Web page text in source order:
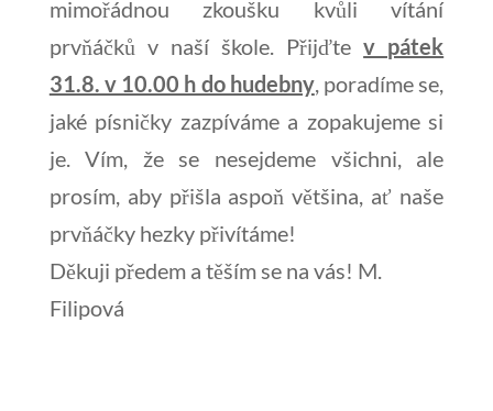
mimořádnou zkoušku kvůli vítání
prvňáčků v naší škole. Přijďtev pátek
31.8. v 10.00 h do hudebny, poradíme se,
jaké písničky zazpíváme a zopakujeme si
je. Vím, že se nesejdeme všichni, ale
prosím, aby přišla aspoň většina, ať naše
prvňáčky hezky přivítáme!
Děkuji předem a těším se na vás! M.
Filipová